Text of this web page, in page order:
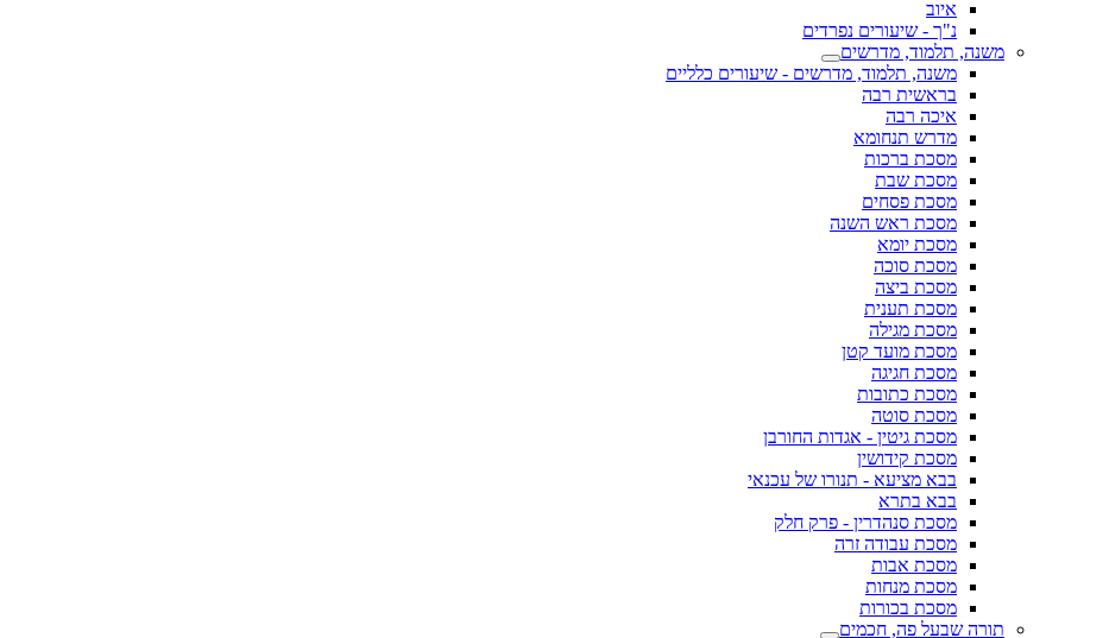
איוב
נ"ך - שיעורים נפרדים
משנה, תלמוד, מדרשים
משנה, תלמוד, מדרשים - שיעורים כלליים
בראשית רבה
איכה רבה
מדרש תנחומא
מסכת ברכות
מסכת שבת
מסכת פסחים
מסכת ראש השנה
מסכת יומא
מסכת סוכה
מסכת ביצה
מסכת תענית
מסכת מגילה
מסכת מועד קטן
מסכת חגיגה
מסכת כתובות
מסכת סוטה
מסכת גיטין - אגדות החורבן
מסכת קידושין
בבא מציעא - תנורו של עכנאי
בבא בתרא
מסכת סנהדרין - פרק חלק
מסכת עבודה זרה
מסכת אבות
מסכת מנחות
מסכת בכורות
תורה שבעל פה, חכמים